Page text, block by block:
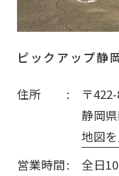
ピックアップ静
住所
〒
静岡
地図
営業時間
全日